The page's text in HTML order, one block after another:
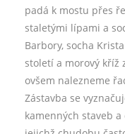
padá k mostu přes
staletými lípami a
Barbory, socha
století a morový kříž
ovšem nalezneme
Zástavba se
kamenných staveb